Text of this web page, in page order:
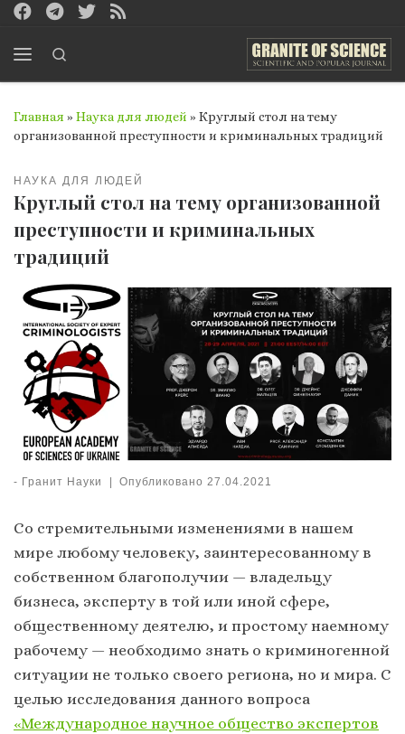
Перейти к содержимому
Главная » Наука для людей » Круглый стол на тему
организованной преступности и криминальных традиций
НАУКА ДЛЯ ЛЮДЕЙ
Круглый стол на тему организованной
преступности и криминальных
традиций
- Гранит Науки | Опубликовано 27.04.2021
Со стремительными изменениями в нашем
мире любому человеку, заинтересованному в
собственном благополучии — владельцу
бизнеса, эксперту в той или иной сфере,
общественному деятелю, и простому наемному
рабочему — необходимо знать о криминогенной
ситуации не только своего региона, но и мира. С
целью исследования данного вопроса
«Международное научное общество экспертов